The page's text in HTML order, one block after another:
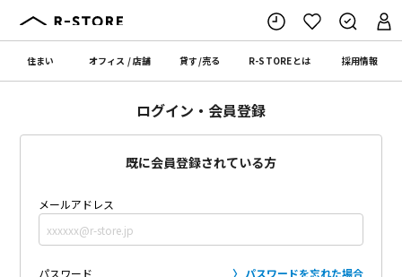
住まい オフィス /店舗 貸す/売る R-STOREとは 採用情報
ログイン・会員登録
既に会員登録されている方
メールアドレス
パスワード パスワードを忘れた場合